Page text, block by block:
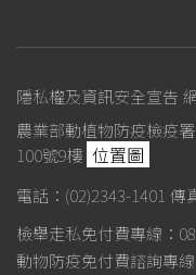
隱私權及資訊安全宣告
農業部動植物防疫檢疫
100號9樓 位置圖
電話：(02)2343-1401 傳
檢舉走私免付費專線：
動物防疫免付費諮詢專